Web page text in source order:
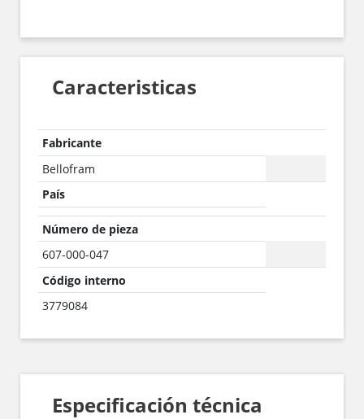
Caracteristicas
Fabricante
Bellofram
País
Número de pieza
607-000-047
Código interno
3779084
Especificación técnica